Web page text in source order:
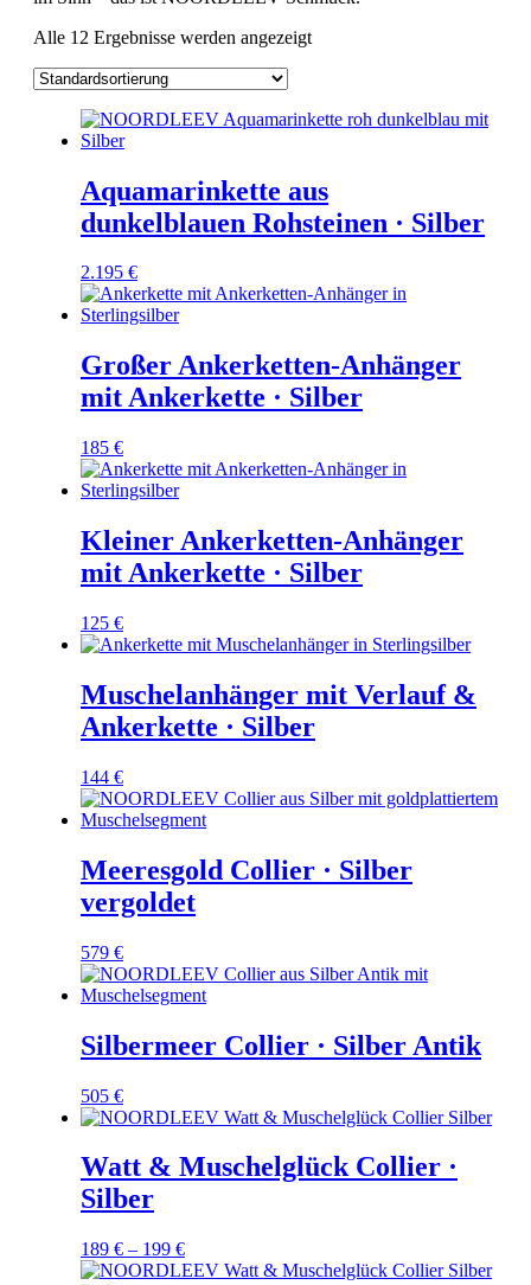
Alle 12 Ergebnisse werden angezeigt
Aquamarinkette aus
dunkelblauen Rohsteinen · Silber
2.195 €
Großer Ankerketten-Anhänger
mit Ankerkette · Silber
185 €
Kleiner Ankerketten-Anhänger
mit Ankerkette · Silber
125 €
Muschelanhänger mit Verlauf &
Ankerkette · Silber
144 €
Meeresgold Collier · Silber
vergoldet
579 €
Silbermeer Collier · Silber Antik
505 €
Watt & Muschelglück Collier ·
Silber
189 € – 199 €